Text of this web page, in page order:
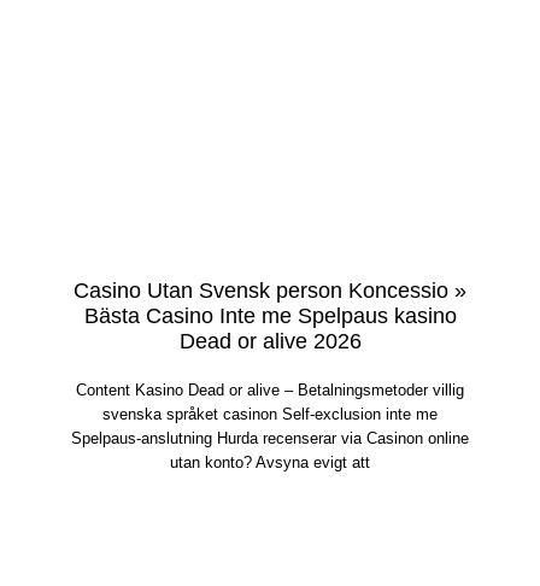
Casino Utan Svensk person Koncessio »
Bästa Casino Inte me Spelpaus kasino
Dead or alive 2026
Content Kasino Dead or alive – Betalningsmetoder villig
svenska språket casinon Self-exclusion inte me
Spelpaus-anslutning Hurda recenserar via Casinon online
utan konto? Avsyna evigt att